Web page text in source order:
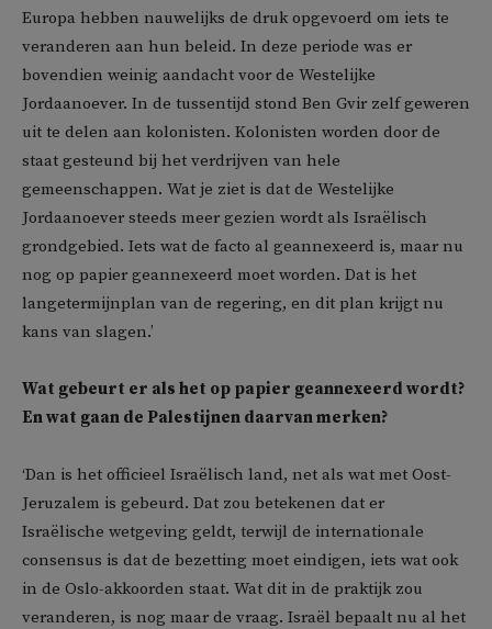
Europa hebben nauwelijks de druk opgevoerd om iets te
veranderen aan hun beleid. In deze periode was er
bovendien weinig aandacht voor de Westelijke
Jordaanoever. In de tussentijd stond Ben Gvir zelf geweren
uit te delen aan kolonisten. Kolonisten worden door de
staat gesteund bij het verdrijven van hele
gemeenschappen. Wat je ziet is dat de Westelijke
Jordaanoever steeds meer gezien wordt als Israëlisch
grondgebied. Iets wat de facto al geannexeerd is, maar nu
nog op papier geannexeerd moet worden. Dat is het
langetermijnplan van de regering, en dit plan krijgt nu
kans van slagen.’
Wat gebeurt er als het op papier geannexeerd wordt?
En wat gaan de Palestijnen daarvan merken?
‘Dan is het officieel Israëlisch land, net als wat met Oost-
Jeruzalem is gebeurd. Dat zou betekenen dat er
Israëlische wetgeving geldt, terwijl de internationale
consensus is dat de bezetting moet eindigen, iets wat ook
in de Oslo-akkoorden staat. Wat dit in de praktijk zou
veranderen, is nog maar de vraag. Israël bepaalt nu al het